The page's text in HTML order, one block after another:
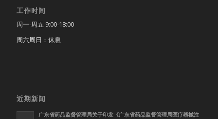
工作时间
周一-周五 9:00-18:00
周六周日：休息
近期新闻
广东省药品监督管理局关于印发《广东省药品监督管理局医疗器械注